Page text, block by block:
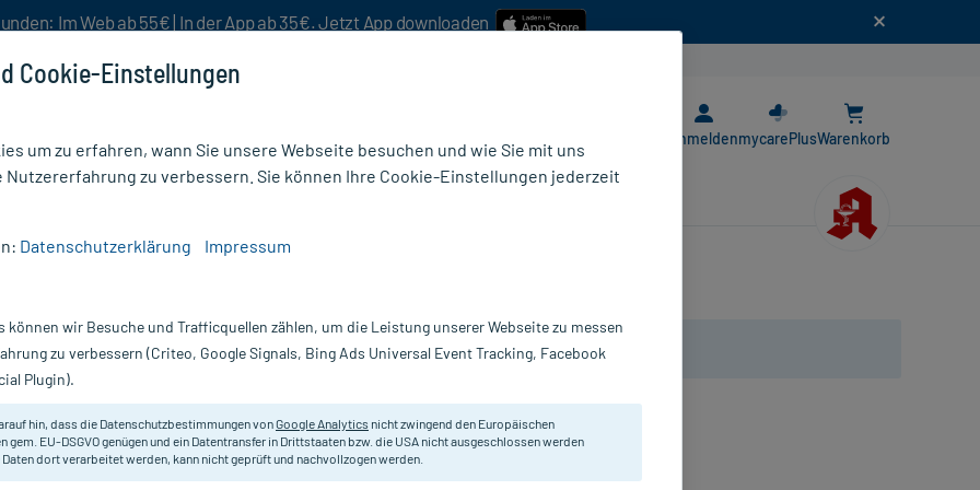
Im Web ab 55€ | In der App ab 35€. Jetzt App downloaden
AnmeldenmycarePlusWarenkorb
Nur für kurze Zeit:Gratis-Versand* ab 19€ Mindestbestellwert!
Yglo, 50 ml STADA
Vereisungsspray zur Behandlung von Warzen und Dornwarzen.
Cookie-Einstellungen
um zu erfahren, wann Sie unsere Webseite besuchen und wie Sie mit uns
Nutzererfahrung zu verbessern. Sie können Ihre Cookie-Einstellungen jederzeit
Datenschutzerklärung Impressum
können wir Besuche und Trafficquellen zählen, um die Leistung unserer Webseite zu messen
zu verbessern (Criteo, Google Signals, Bing Ads Universal Event Tracking, Facebook
Plugin).
hin, dass die Datenschutzbestimmungen vonGoogle Analytics nicht zwingend den Europäischen
gem. EU-DSGVO genügen und ein Datentransfer in Drittstaaten bzw. die USA nicht ausgeschlossen werden
Daten dort verarbeitet werden, kann nicht geprüft und nachvollzogen werden.